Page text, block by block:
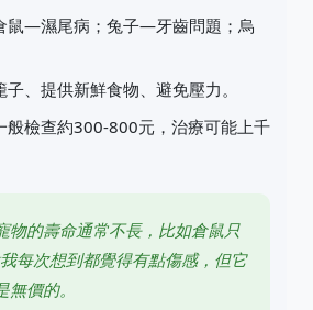
鼠—濕尾病；兔子—牙齒問題；烏
、提供新鮮食物、避免壓力。
般檢查約300-800元，治療可能上千
物的壽命通常不長，比如倉鼠只
每次想到都覺得有點傷感，但它
價的。